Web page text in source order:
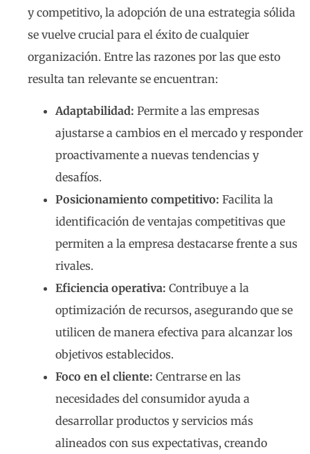
y competitivo, la adopción de una estrategia sólida
se vuelve crucial para el éxito de cualquier
organización. Entre las razones por las que esto
resulta tan relevante se encuentran:
Adaptabilidad: Permite a las empresas
ajustarse a cambios en el mercado y responder
proactivamente a nuevas tendencias y
desafíos.
Posicionamiento competitivo: Facilita la
identificación de ventajas competitivas que
permiten a la empresa destacarse frente a sus
rivales.
Eficiencia operativa: Contribuye a la
optimización de recursos, asegurando que se
utilicen de manera efectiva para alcanzar los
objetivos establecidos.
Foco en el cliente: Centrarse en las
necesidades del consumidor ayuda a
desarrollar productos y servicios más
alineados con sus expectativas, creando